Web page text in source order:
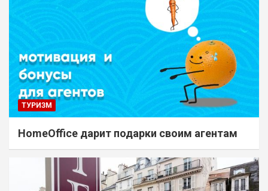
ТУРИЗМ
HomeOffice дарит подарки своим агентам